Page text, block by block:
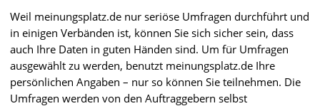
Weil meinungsplatz.de nur seriöse Umfragen durchführt und
in einigen Verbänden ist, können Sie sich sicher sein, dass
auch Ihre Daten in guten Händen sind. Um für Umfragen
ausgewählt zu werden, benutzt meinungsplatz.de Ihre
persönlichen Angaben – nur so können Sie teilnehmen. Die
Umfragen werden von den Auftraggebern selbst